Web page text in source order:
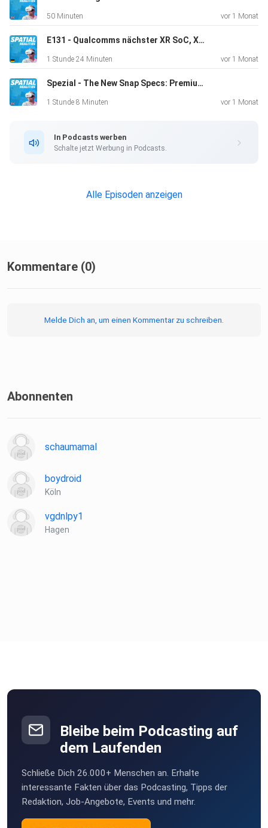
50 Minuten vor 1 Monat
E131 - Qualcomms nächster XR SoC, Xreal Aura und Clarence Dadson über Gaussian Splatting und Scanning
1 Stunde 24 Minuten vor 1 Monat
Spezial - The New Snap Specs: Premium consumer design AR in 132 Grams of Plastic Titanium
1 Stunde 8 Minuten vor 1 Monat
In Podcasts werben
Schalte jetzt Werbung in Podcasts.
Alle Episoden anzeigen
Kommentare (0)
Melde Dich an, um einen Kommentar zu schreiben.
Abonnenten
schaumamal
boydroid
Köln
vgdnlpy1
Hagen
Bleibe beim Podcasting auf
dem Laufenden
Schließe Dich 26.000+ Menschen an. Erhalte
interessante Fakten über das Podcasting, Tipps der
Redaktion, Job-Angebote, Events und mehr.